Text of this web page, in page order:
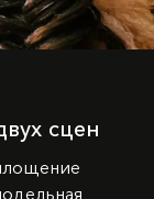
сцен